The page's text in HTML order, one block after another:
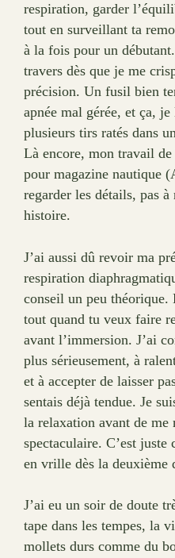
respiration, garder
tout en surveillant ta
à la fois pour un
travers dès que je me
précision. Un fusil bien
apnée mal gérée, et ça,
plusieurs tirs ratés dans
Là encore, mon travail
pour magazine nautique
regarder les détails, pas
histoire.
J’ai aussi dû revoir ma
respiration
conseil un peu théorique.
tout quand tu veux faire
avant l’immersion. J’ai
plus sérieusement, à
et à accepter de laisser
sentais déjà tendue. Je
la relaxation avant de me
spectaculaire. C’est
en vrille dès la deuxième
J’ai eu un soir de doute
tape dans les tempes, la
mollets durs comme du